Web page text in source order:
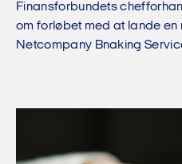
Finansforbundets
om forløbet med at lande en
Netcompany Bnaking